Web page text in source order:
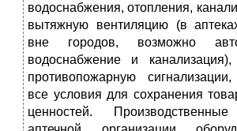
водоснабжения, отопления,
вытяжную вентиляцию (в
вне городов, возможно
водоснабжение и
противопожарную
все условия для сохранения
ценностей.